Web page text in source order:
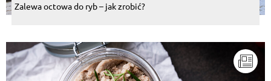
Zalewa octowa do ryb – jak zrobić?